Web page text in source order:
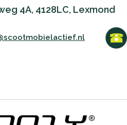
4A, 4128LC, Lexmond